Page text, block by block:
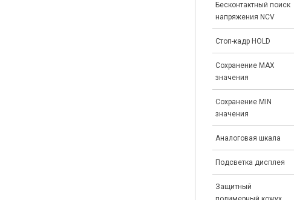
Бесконтактный поиск
напряжения NCV
Стоп-кадр HOLD
Сохранение MAX
значения
Сохранение MIN
значения
Аналоговая шкала
Подсветка дисплея
Защитный